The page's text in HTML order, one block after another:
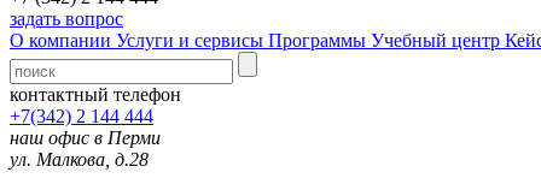
задать вопрос
О компании Услуги и сервисы Программы Учебный центр
контактный телефон
+7(342) 2 144 444
наш офис в Перми
ул. Малкова, д.28